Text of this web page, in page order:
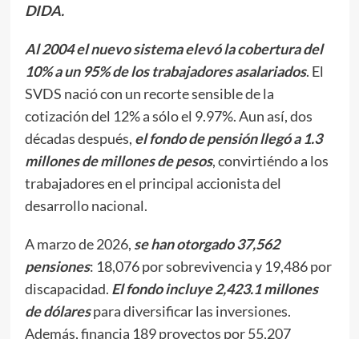
DIDA.
Al 2004 el nuevo sistema elevó la cobertura del
10% a un 95% de los trabajadores asalariados. El
SVDS nació con un recorte sensible de la
cotización del 12% a sólo el 9.97%. Aun así, dos
décadas después, el fondo de pensión llegó a 1.3
millones de millones de pesos, convirtiéndo a los
trabajadores en el principal accionista del
desarrollo nacional.
A marzo de 2026, se han otorgado 37,562
pensiones: 18,076 por sobrevivencia y 19,486 por
discapacidad. El fondo incluye 2,423.1 millones
de dólarespara diversificar las inversiones.
Además, financia 189 proyectos por 55,207